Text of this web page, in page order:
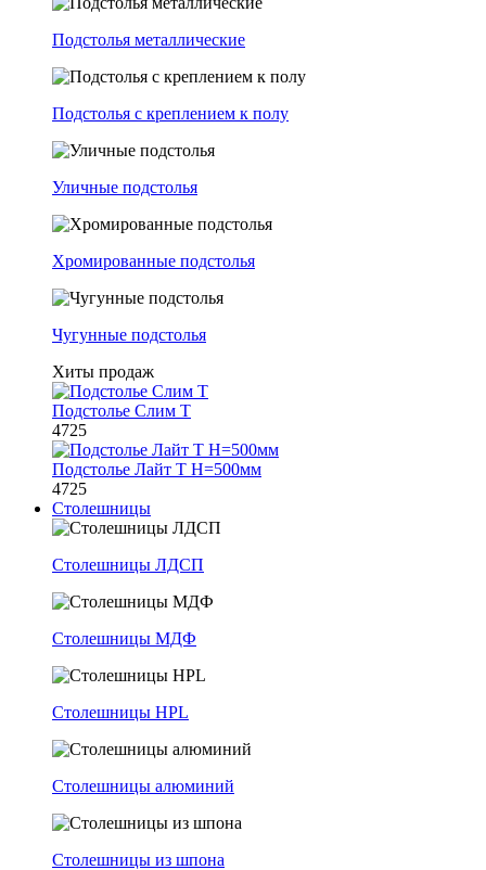
Подстолья металлические
Подстолья с креплением к полу
Уличные подстолья
Хромированные подстолья
Чугунные подстолья
Хиты продаж
Подстолье Слим Т
4725
Подстолье Лайт Т H=500мм
4725
Столешницы
Столешницы ЛДСП
Столешницы МДФ
Столешницы HPL
Столешницы алюминий
Столешницы из шпона